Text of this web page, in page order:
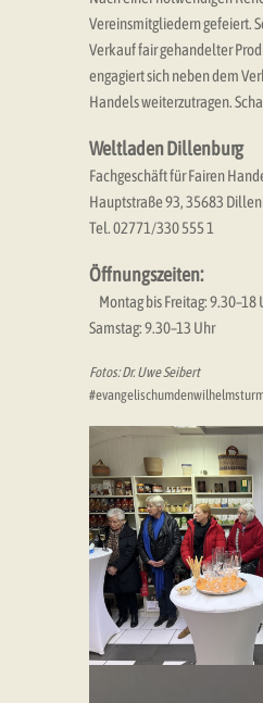
Vereinsmitgliedern gefeiert.
Verkauf fair gehandelter
engagiert sich neben dem
Handels weiterzutragen.
Weltladen Dillenburg
Fachgeschäft für Fairen
Hauptstraße 93, 35683
Tel. 02771/330 555 1
Öffnungszeiten:
Montag bis Freitag: 9.30–18
Samstag: 9.30–13 Uhr
Fotos: Dr. Uwe Seibert